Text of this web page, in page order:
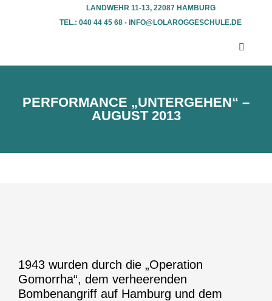
LANDWEHR 11-13, 22087 HAMBURG
TEL.: 040 44 45 68 - INFO@LOLAROGGESCHULE.DE​
PERFORMANCE „UNTERGEHEN“ –
AUGUST 2013
1943 wurden durch die „Operation
Gomorrha“, dem verheerenden
Bombenangriff auf Hamburg und dem